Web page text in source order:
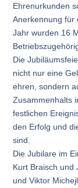
Ehrenurkunden
Anerkennung für
Jahr wurden 16
Die
nicht nur eine
ehren, sondern
Zusammenhalts
festlichen
den Erfolg und
sind.
Die Jubilare im
Kurt Braisch und
und Viktor